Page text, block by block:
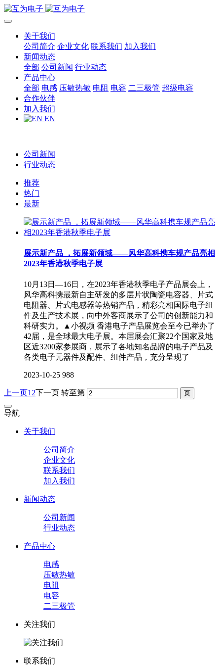
关于我们
公司简介 企业文化 联系我们 加入我们
新闻动态
全部 公司新闻 行业动态
产品中心
全部 电感 压敏热敏 电阻 电容 二三极管 超级电容
合作伙伴
加入我们
EN
公司新闻
行业动态
推荐
热门
最新
展示新产品 ，拓展新领域——风华高科携车规产品亮相
2023年香港秋季电子展
10月13日—16日，在2023年香港秋季电子产品展会上，
风华高科携最新自主研发的多层片状陶瓷电容器、片式
电阻器、片式电感器等热销产品，精彩亮相国际电子组
件及生产技术展，向中外客商展示了公司的创新能力和
科研实力。▲小视频 香港电子产品展览会至今已举办了
42届，是全球最大电子展。本届展会汇聚22个国家及地
区近3200家参展商，展示了各地知名品牌的电子产品及
各类电子元器件及配件、组件产品，充分呈现了
2023-10-25 988
上一页1 2下一页 转至第
导航
关于我们
公司简介
企业文化
联系我们
加入我们
新闻动态
公司新闻
行业动态
产品中心
电感
压敏热敏
电阻
电容
二三极管
关注我们
联系我们